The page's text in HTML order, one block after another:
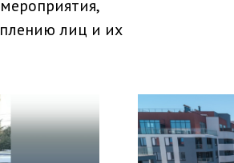
лиц и их